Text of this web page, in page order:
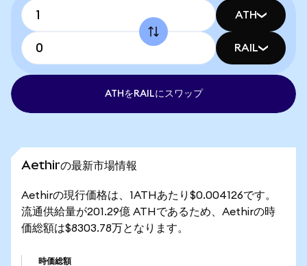
ATH
RAIL
ATHをRAILにスワップ
Aethirの最新市場情報
Aethirの現行価格は、1ATHあたり$0.004126です。
流通供給量が201.29億 ATHであるため、Aethirの時
価総額は$8303.78万となります。
時価総額